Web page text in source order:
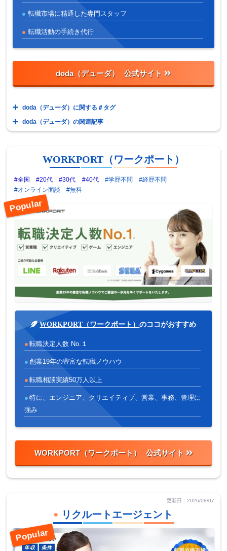
転職市場に精通した専門スタッフ
転職活動の手続き代行
doda（デューダ）
doda（デューダ）に関する＃タグ
doda（デューダ）の関連記事
WORKPORT（ワークポート）
#全国 #20代 #30代 #40代 #学歴不問
#経歴不問
#オンライン面談
#無料
WORKPORT（ワークポート）のココがおすすめ
転職決定人数 No.１
創業19年の豊富な転職ノウハウ
転職相談実績50万人以上
特に、エンジニア、クリエイティブ、営業、事務、管理に
強み
WORKPORT（ワークポート）
更新日：2026/08/07
リクルートエージェント